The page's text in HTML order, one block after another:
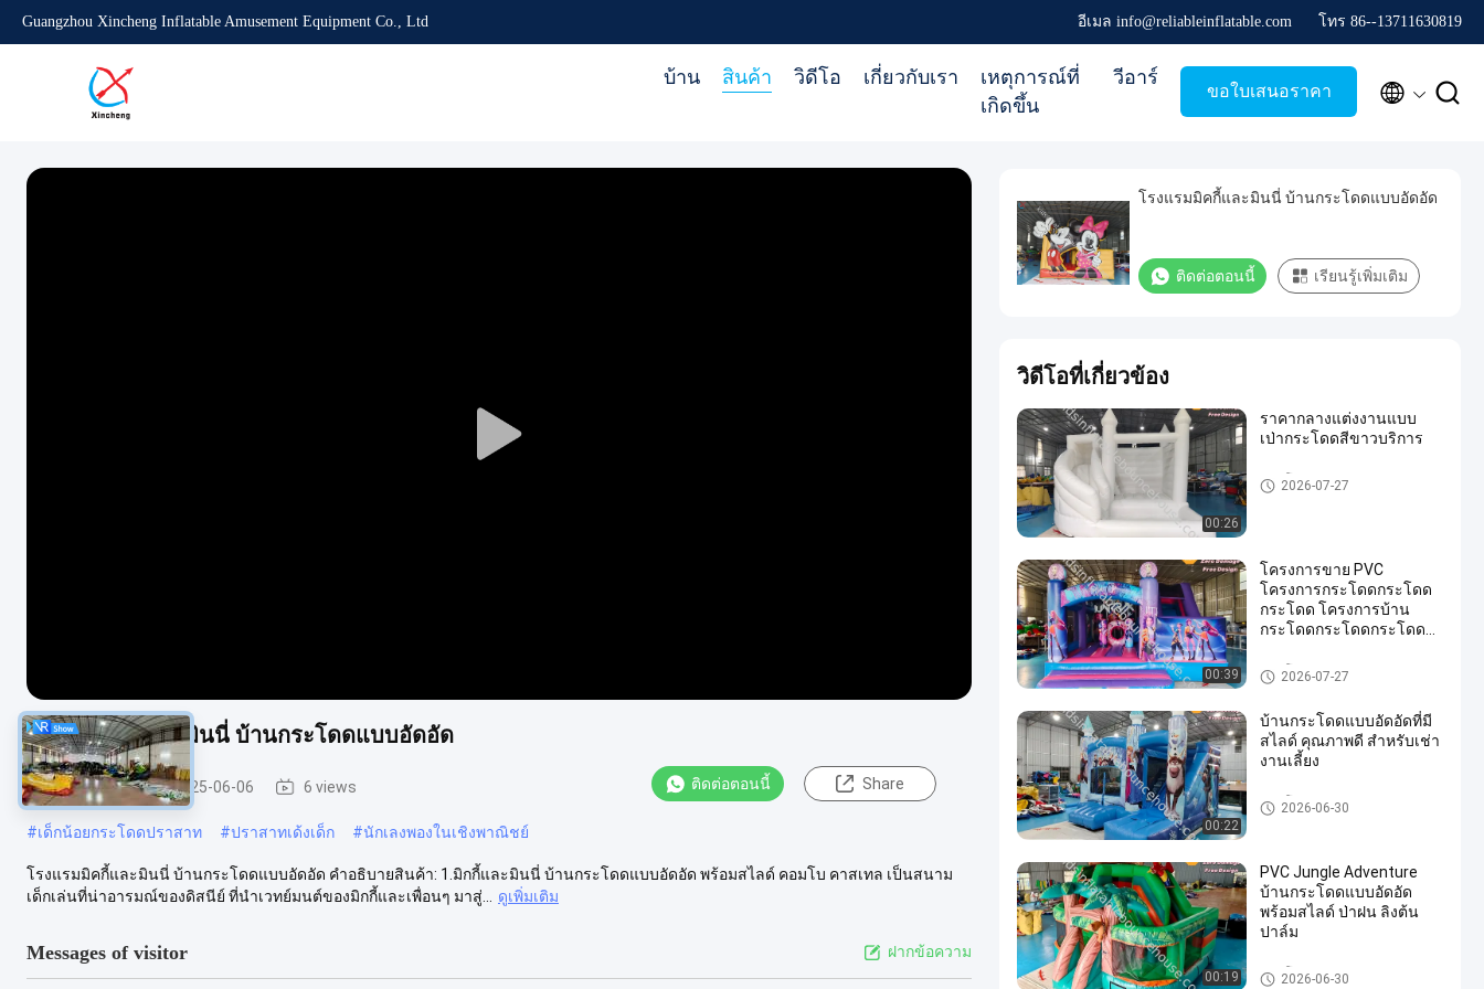
Guangzhou Xincheng Inflatable Amusement Equipment Co., Ltd อีเมล info@reliableinflatable.com โทร 86--13711630819
บ้าน สินค้า วิดีโอ เกี่ยวกับเรา
เหตุการณ์ที่
เกิดขึ้น
วีอาร์
ขอใบเสนอราคา  
Play
โรงแรมมิคกี้และมินนี่ บ้านกระโดดแบบอัดอัด
คอมโบพอง 2025-06-06 6 views ติดต่อตอนนี้ Share
#เด็กน้อยกระโดดปราสาท #ปราสาทเด้งเด็ก #นักเลงพองในเชิงพาณิชย์
โรงแรมมิคกี้และมินนี่ บ้านกระโดดแบบอัดอัด คําอธิบายสินค้า: 1.มิกกี้และมินนี่ บ้านกระโดดแบบอัดอัด พร้อมสไลด์ คอมโบ คาสเทล เป็นสนาม
เด็กเล่นที่น่าอารมณ์ของดิสนีย์ ที่นําเวทย์มนต์ของมิกกี้และเพื่อนๆ มาสู่...
ดูเพิ่มเติม
Messages of visitor ฝากข้อความ
โรงแรมมิคกี้และมินนี่ บ้านกระโดดแบบอัดอัด
ติดต่อตอนนี้ เรียนรู้เพิ่มเติม
วิดีโอที่เกี่ยวข้อง
00:26
ราคากลางแต่งงานแบบ
เป่ากระโดดสีขาวบริการ
คอมโบพอง
2026-07-27
00:39
โครงการขาย PVC
โครงการกระโดดกระโดด
กระโดด โครงการบ้าน
กระโดดกระโดดกระโดด
คอมโบพอง
2026-07-27
00:22
บ้านกระโดดแบบอัดอัดที่มี
สไลด์ คุณภาพดี สําหรับเช่า
งานเลี้ยง
คอมโบพอง
2026-06-30
00:19
PVC Jungle Adventure
บ้านกระโดดแบบอัดอัด
พร้อมสไลด์ ป่าฝน ลิงต้น
ปาล์ม
คอมโบพอง
2026-06-30